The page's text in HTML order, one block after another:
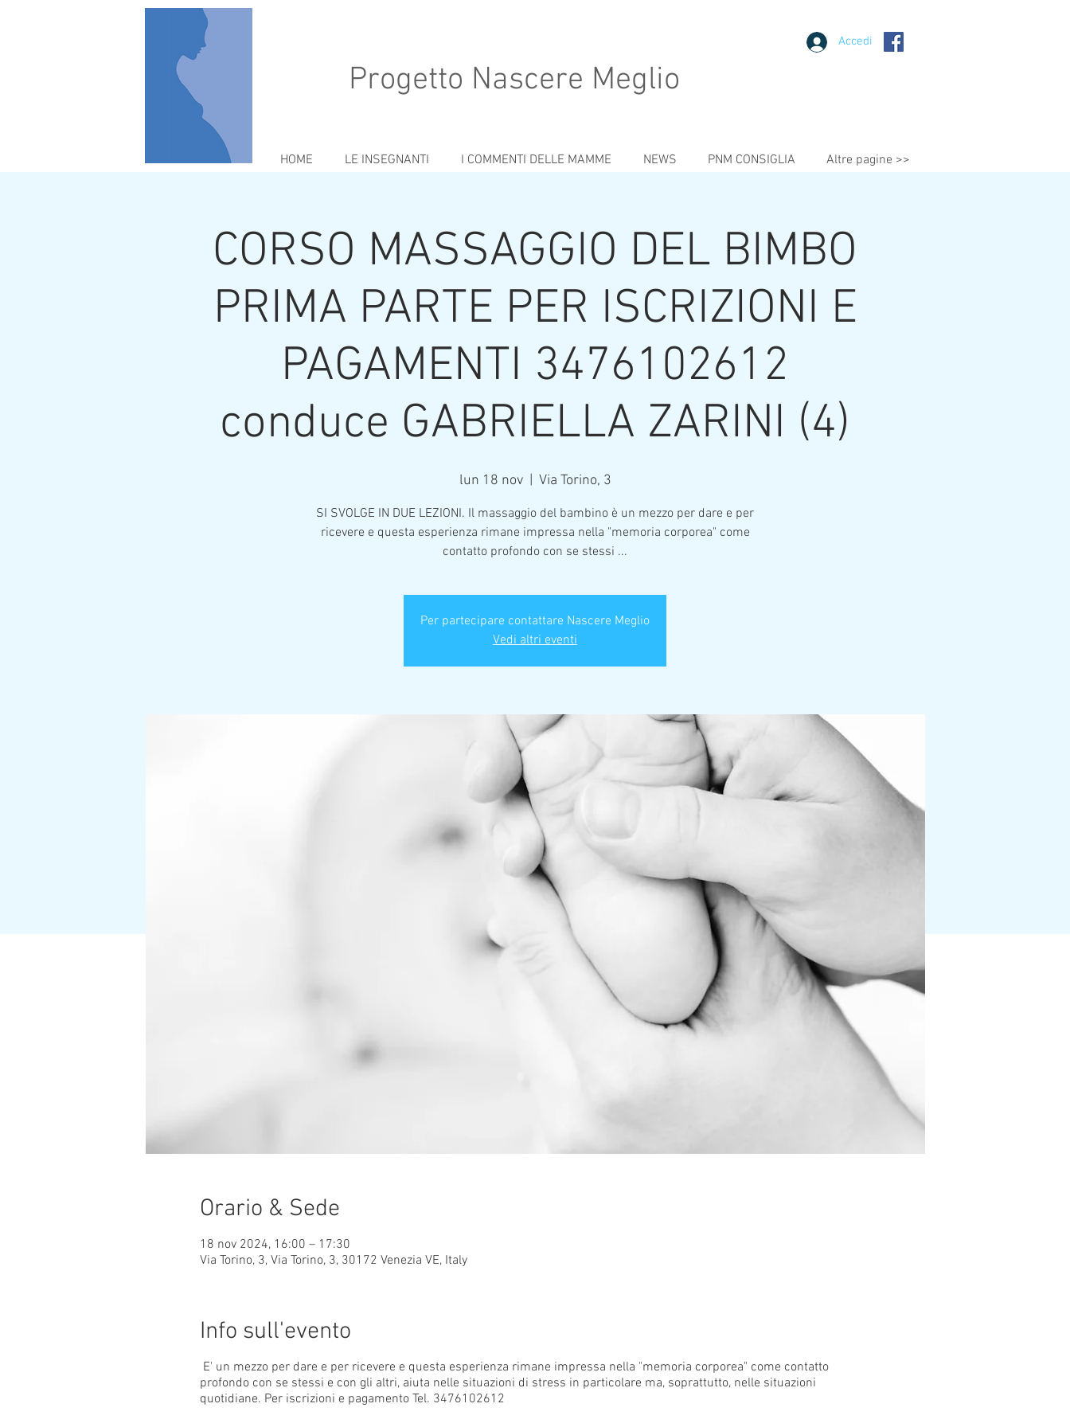
Accedi
Progetto Nascere Meglio
HOME LE INSEGNANTI I COMMENTI DELLE MAMME NEWS PNM CONSIGLIA Altre pagine >>
CORSO MASSAGGIO DEL BIMBO
PRIMA PARTE PER ISCRIZIONI E
PAGAMENTI 3476102612
conduce GABRIELLA ZARINI (4)
lun 18 nov
  |
Via Torino, 3
SI SVOLGE IN DUE LEZIONI. Il massaggio del bambino è un mezzo per dare e per
ricevere e questa esperienza rimane impressa nella "memoria corporea" come
contatto profondo con se stessi ...
Per partecipare contattare Nascere Meglio
Vedi altri eventi
Orario & Sede
18 nov 2024, 16:00 – 17:30
Via Torino, 3, Via Torino, 3, 30172 Venezia VE, Italy
Info sull'evento
E' un mezzo per dare e per ricevere e questa esperienza rimane impressa nella "memoria corporea" come contatto
profondo con se stessi e con gli altri, aiuta nelle situazioni di stress in particolare ma, soprattutto, nelle situazioni
quotidiane. Per iscrizioni e pagamento Tel. 3476102612